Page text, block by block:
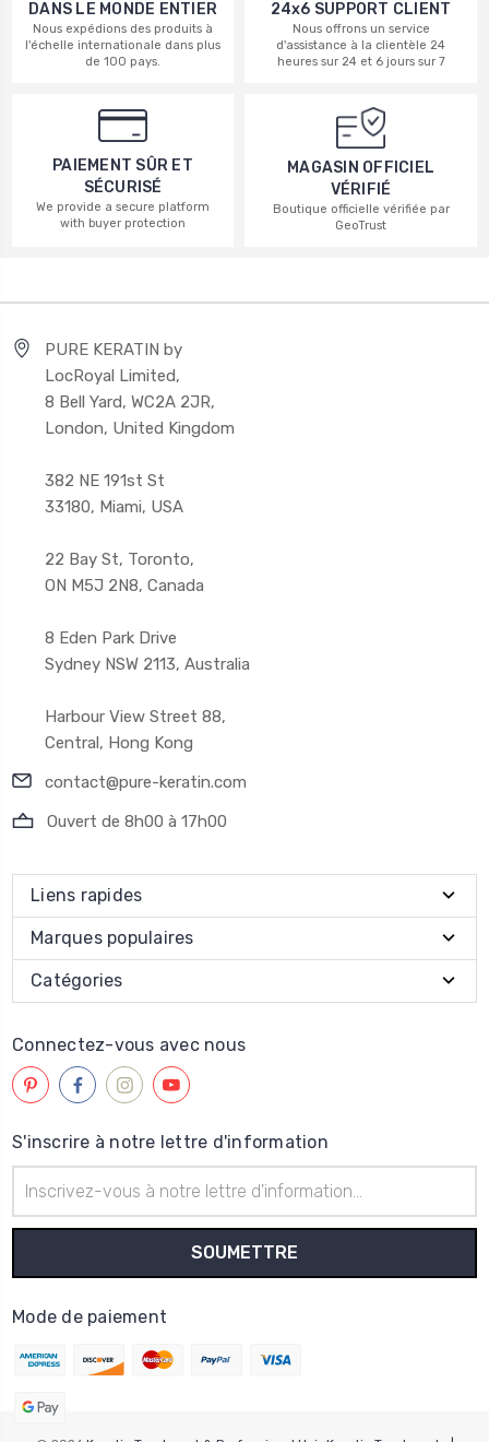
DANS LE MONDE ENTIER
Nous expédions des produits à
l'échelle internationale dans plus
de 100 pays.
24x6 SUPPORT CLIENT
Nous offrons un service
d'assistance à la clientèle 24
heures sur 24 et 6 jours sur 7
PAIEMENT SÛR ET
SÉCURISÉ
We provide a secure platform
with buyer protection
MAGASIN OFFICIEL
VÉRIFIÉ
Boutique officielle vérifiée par
GeoTrust
PURE KERATIN by
LocRoyal Limited,
8 Bell Yard, WC2A 2JR,
London, United Kingdom
382 NE 191st St
33180, Miami, USA
22 Bay St, Toronto,
ON M5J 2N8, Canada
8 Eden Park Drive
Sydney NSW 2113, Australia
Harbour View Street 88,
Central, Hong Kong
contact@pure-keratin.com
Ouvert de 8h00 à 17h00
Liens rapides
Marques populaires
Catégories
Connectez-vous avec nous
S'inscrire à notre lettre d'information
électronique
Mode de paiement